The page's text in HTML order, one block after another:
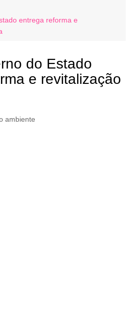
entrega reforma e
do Estado
e revitalização
ambiente